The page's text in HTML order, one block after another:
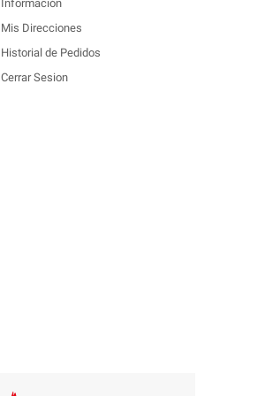
Información
Mis Direcciones
Historial de Pedidos
Cerrar Sesion